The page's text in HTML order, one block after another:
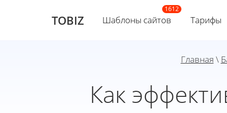
TOBIZ Шаблоны сайтов Тарифы
Главная \
Как